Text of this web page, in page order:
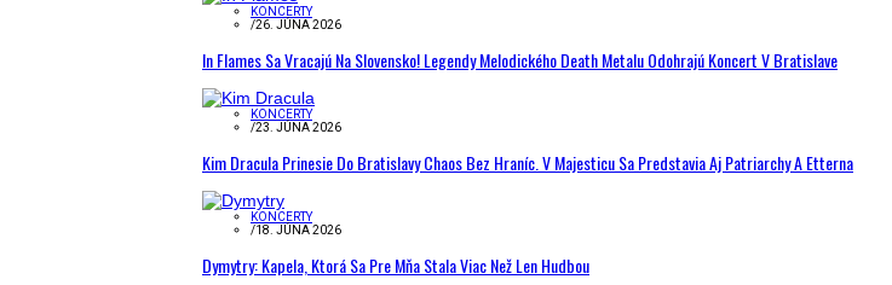
KONCERTY
/26. JÚNA 2026
In Flames Sa Vracajú Na Slovensko! Legendy Melodického Death Metalu Odohrajú Koncert V Bratislave
KONCERTY
/23. JÚNA 2026
Kim Dracula Prinesie Do Bratislavy Chaos Bez Hraníc. V Majesticu Sa Predstavia Aj Patriarchy A Etterna
KONCERTY
/18. JÚNA 2026
Dymytry: Kapela, Ktorá Sa Pre Mňa Stala Viac Než Len Hudbou